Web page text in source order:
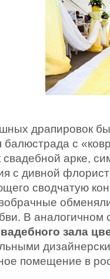
драпировок
балюстрада с
арке,
с дивной
сводчатую
В аналогичном
зала
помещение в